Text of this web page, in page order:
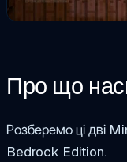
Про що
Розберемо ці дві
Bedrock Edition.